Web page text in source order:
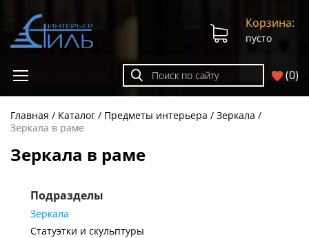
(0)
Корзина:
пусто
Главная Каталог Предметы интерьера
Зеркала
Зеркала в раме
Зеркала в раме
Подразделы
Зеркала
Статуэтки и скульптуры